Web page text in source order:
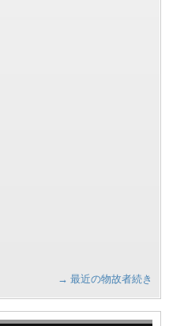
→ 最近の物故者続き